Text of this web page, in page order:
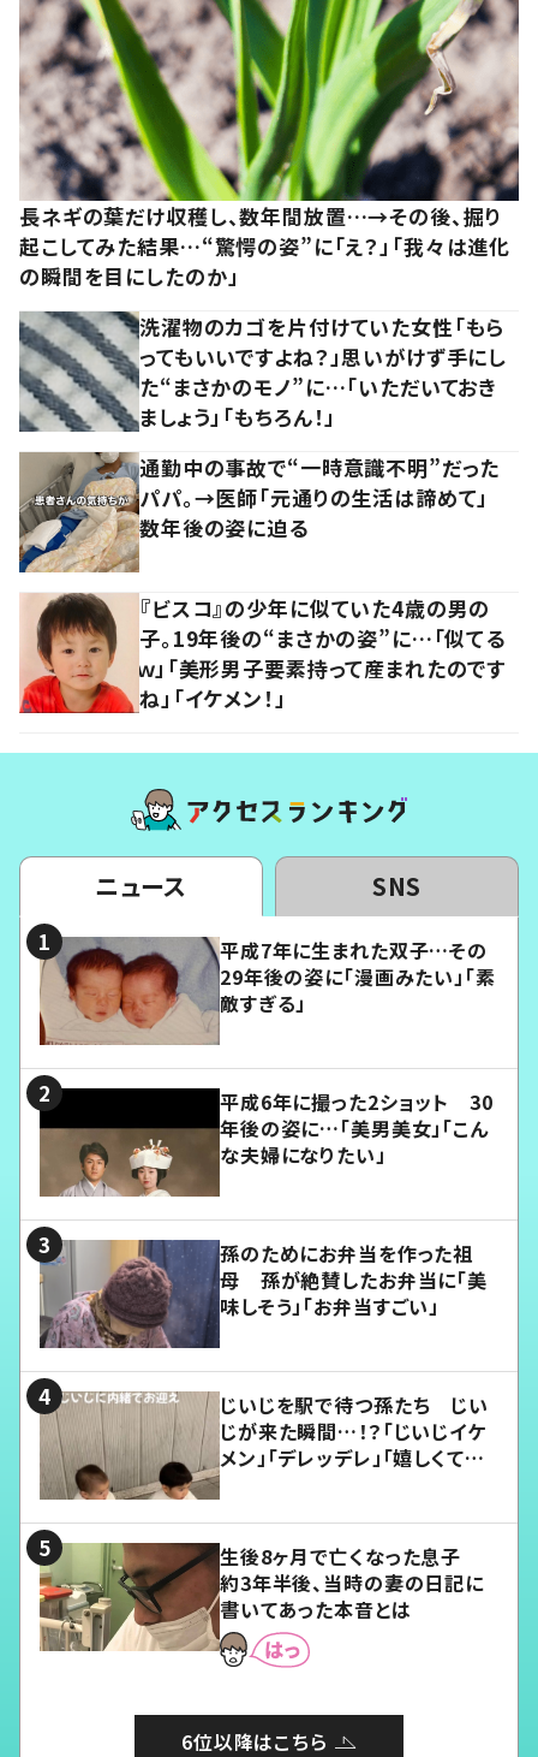
長ネギの葉だけ収穫し、数年間放置…→その後、掘り
起こしてみた結果…“驚愕の姿”に「え？」「我々は進化
の瞬間を目にしたのか」
洗濯物のカゴを片付けていた女性「もら
ってもいいですよね？」思いがけず手にし
た“まさかのモノ”に…「いただいておき
ましょう」「もちろん！」
通勤中の事故で“一時意識不明”だった
パパ。→医師「元通りの生活は諦めて」
数年後の姿に迫る
『ビスコ』の少年に似ていた4歳の男の
子。19年後の“まさかの姿”に…「似てる
ｗ」「美形男子要素持って産まれたのです
ね」「イケメン！」
ニュース SNS
平成7年に生まれた双子…その
29年後の姿に「漫画みたい」「素
敵すぎる」
平成6年に撮った2ショット 30
年後の姿に…「美男美女」「こん
な夫婦になりたい」
孫のためにお弁当を作った祖
母 孫が絶賛したお弁当に「美
味しそう」「お弁当すごい」
じいじを駅で待つ孫たち じい
じが来た瞬間…！？「じいじイケ
メン」「デレッデレ」「嬉しくて可
生後8ヶ月で亡くなった息子
約3年半後、当時の妻の日記に
書いてあった本音とは
6位以降はこちら